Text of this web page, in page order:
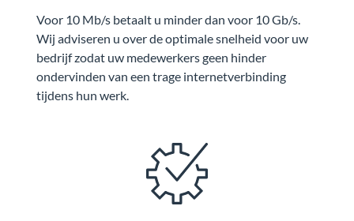
Voor 10 Mb/s betaalt u minder dan voor 10 Gb/s.
Wij adviseren u over de optimale snelheid voor uw
bedrijf zodat uw medewerkers geen hinder
ondervinden van een trage internetverbinding
tijdens hun werk.